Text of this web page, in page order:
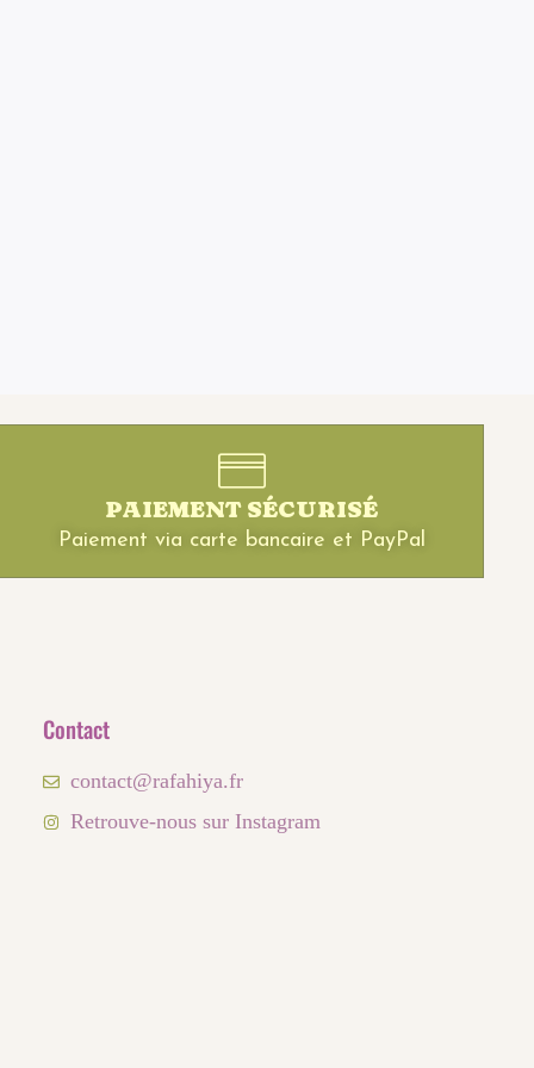
PAIEMENT SÉCURISÉ
Paiement via carte bancaire et PayPal
Contact
contact@rafahiya.fr
Retrouve-nous sur Instagram